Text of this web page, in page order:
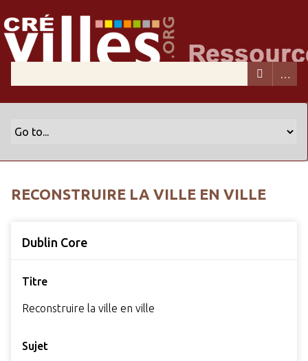
RECONSTRUIRE LA VILLE EN VILLE
Dublin Core
Titre
Reconstruire la ville en ville
Sujet